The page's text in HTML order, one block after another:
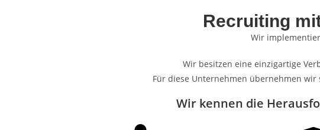
Recruiting
Wir
Wir besitzen eine einzigartige
Für diese Unternehmen übernehmen
Wir kennen die